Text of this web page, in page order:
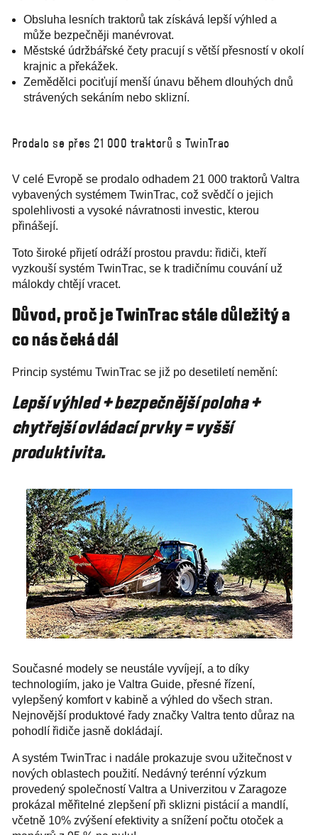
Obsluha lesních traktorů tak získává lepší výhled a
může bezpečněji manévrovat.
Městské údržbářské čety pracují s větší přesností v okolí
krajnic a překážek.
Zemědělci pociťují menší únavu během dlouhých dnů
strávených sekáním nebo sklizní.
Prodalo se přes 21 000 traktorů s TwinTrac
V celé Evropě se prodalo odhadem 21 000 traktorů Valtra
vybavených systémem TwinTrac, což svědčí o jejich
spolehlivosti a vysoké návratnosti investic, kterou
přinášejí.
Toto široké přijetí odráží prostou pravdu: řidiči, kteří
vyzkouší systém TwinTrac, se k tradičnímu couvání už
málokdy chtějí vracet.
Důvod, proč je TwinTrac stále důležitý a
co nás čeká dál
Princip systému TwinTrac se již po desetiletí nemění:
Lepší výhled + bezpečnější poloha +
chytřejší ovládací prvky = vyšší
produktivita.
Současné modely se neustále vyvíjejí, a to díky
technologiím, jako je Valtra Guide, přesné řízení,
vylepšený komfort v kabině a výhled do všech stran.
Nejnovější produktové řady značky Valtra tento důraz na
pohodlí řidiče jasně dokládají.
A systém TwinTrac i nadále prokazuje svou užitečnost v
nových oblastech použití. Nedávný terénní výzkum
provedený společností Valtra a Univerzitou v Zaragoze
prokázal měřitelné zlepšení při sklizni pistácií a mandlí,
včetně 10% zvýšení efektivity a snížení počtu otoček a